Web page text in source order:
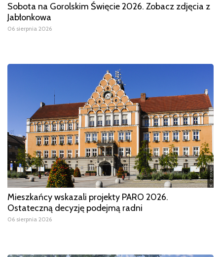
Sobota na Gorolskim Święcie 2026. Zobacz zdjęcia z
Jabłonkowa
06 sierpnia 2026
Mieszkańcy wskazali projekty PARO 2026.
Ostateczną decyzję podejmą radni
06 sierpnia 2026